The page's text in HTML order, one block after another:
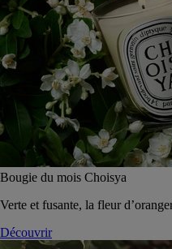
Bougie du mois Choisya
Verte et fusante, la fleur
Découvrir